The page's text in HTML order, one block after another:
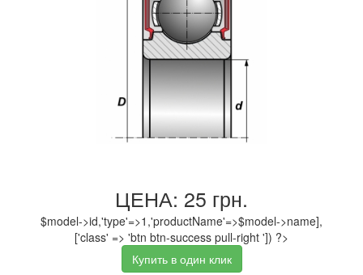
ЦЕНА: 25 грн.
$model->id,'type'=>1,'productName'=>$model->name],
['class' => 'btn btn-success pull-right ']) ?>
Купить в один клик